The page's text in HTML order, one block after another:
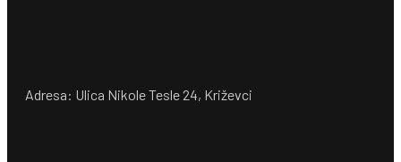
Adresa: Ulica Nikole Tesle 24, Križevci